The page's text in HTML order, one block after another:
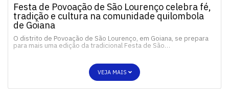
Festa de Povoação de São Lourenço celebra fé,
tradição e cultura na comunidade quilombola
de Goiana
O distrito de Povoação de São Lourenço, em Goiana, se prepara
para mais uma edição da tradicional Festa de São…
VEJA MAIS